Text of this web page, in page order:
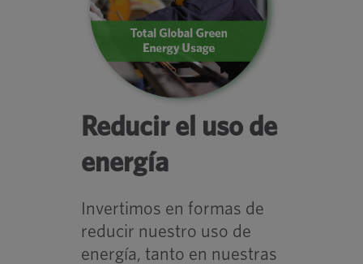
Reducir el uso de
energía
Invertimos en formas de
reducir nuestro uso de
energía, tanto en nuestras